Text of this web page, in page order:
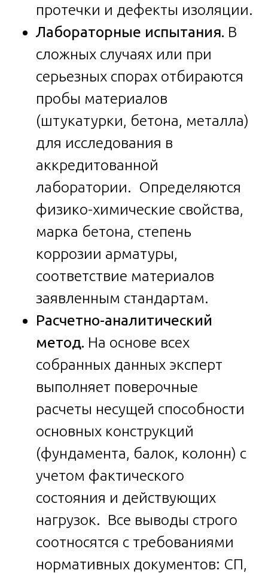
протечки и дефекты изоляции.
Лабораторные испытания. В
сложных случаях или при
серьезных спорах отбираются
пробы материалов
(штукатурки, бетона, металла)
для исследования в
аккредитованной
лаборатории. Определяются
физико-химические свойства,
марка бетона, степень
коррозии арматуры,
соответствие материалов
заявленным стандартам.
Расчетно-аналитический
метод. На основе всех
собранных данных эксперт
выполняет поверочные
расчеты несущей способности
основных конструкций
(фундамента, балок, колонн) с
учетом фактического
состояния и действующих
нагрузок. Все выводы строго
соотносятся с требованиями
нормативных документов: СП,